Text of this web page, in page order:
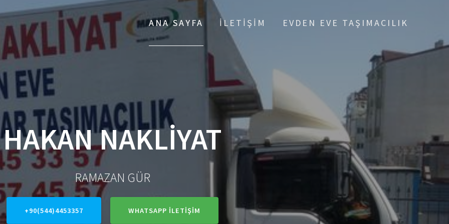
ANA SAYFA İLETIŞIM EVDEN EVE TAŞIMACILIK
HAKAN NAKLİYAT
RAMAZAN GÜR
+90(544)4453357 WHATSAPP İLETİŞİM